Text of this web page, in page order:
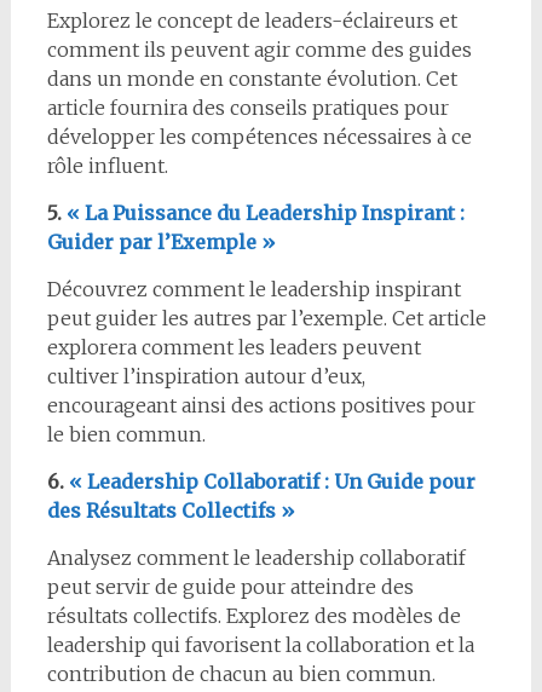
Explorez le concept de leaders-éclaireurs et
comment ils peuvent agir comme des guides
dans un monde en constante évolution. Cet
article fournira des conseils pratiques pour
développer les compétences nécessaires à ce
rôle influent.
5.« La Puissance du Leadership Inspirant :
Guider par l’Exemple »
Découvrez comment le leadership inspirant
peut guider les autres par l’exemple. Cet article
explorera comment les leaders peuvent
cultiver l’inspiration autour d’eux,
encourageant ainsi des actions positives pour
le bien commun.
6.« Leadership Collaboratif : Un Guide pour
des Résultats Collectifs »
Analysez comment le leadership collaboratif
peut servir de guide pour atteindre des
résultats collectifs. Explorez des modèles de
leadership qui favorisent la collaboration et la
contribution de chacun au bien commun.